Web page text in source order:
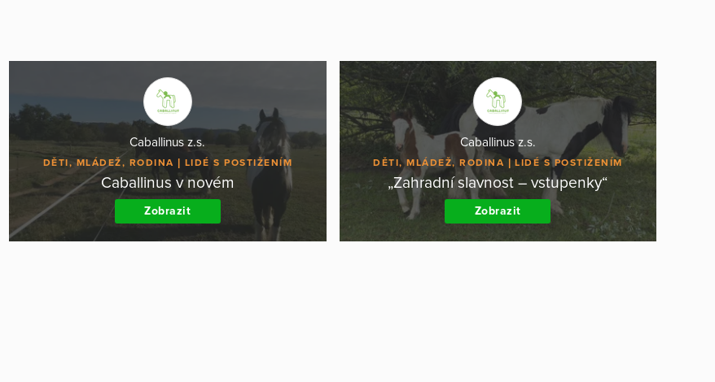
Caballinus z.s.
DĚTI, MLÁDEŽ, RODINA LIDÉ S POSTIŽENÍM
Caballinus v novém
Zobrazit
Caballinus z.s.
DĚTI, MLÁDEŽ, RODINA LIDÉ S POSTIŽENÍM
„Zahradní slavnost – vstupenky“
Zobrazit